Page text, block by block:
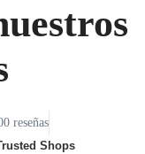
reseñas
Shops